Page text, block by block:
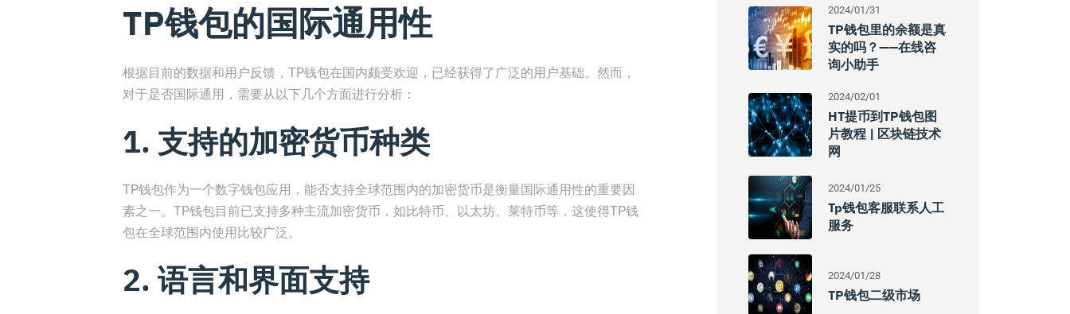
TP钱包的国际通用性
根据目前的数据和用户反馈，TP钱包在国内颇受欢迎，已经获得了广泛的用户基础。然而，
对于是否国际通用，需要从以下几个方面进行分析：
1. 支持的加密货币种类
TP钱包作为一个数字钱包应用，能否支持全球范围内的加密货币是衡量国际通用性的重要因
素之一。TP钱包目前已支持多种主流加密货币，如比特币、以太坊、莱特币等，这使得TP钱
包在全球范围内使用比较广泛。
2. 语言和界面支持
2024/01/31
TP钱包里的余额是真
实的吗？——在线咨
询小助手
2024/02/01
HT提币到TP钱包图
片教程 | 区块链技术
网
2024/01/25
Tp钱包客服联系人工
服务
2024/01/28
TP钱包二级市场